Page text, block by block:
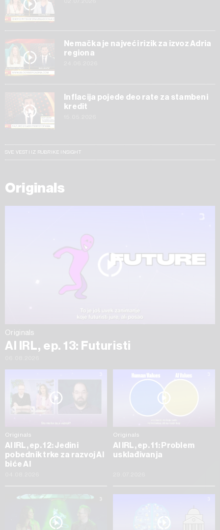
Nemačka je najveći rizik za izvoz Adria
regiona
Inflacija pojede deo rate za stambeni
kredit
SVE VESTI IZ RUBRIKE INSIGHT
Originals
Originals
AI IRL, ep. 13: Futuristi
Originals
AI IRL, ep. 12: Jedini
pobednik trke za razvoj AI
biće AI
Originals
AI IRL, ep. 11: Problem
usklađivanja